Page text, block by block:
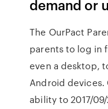
demand or
The OurPact
parents to log in
even a desktop,
Android devices.
ability to 2017/09/